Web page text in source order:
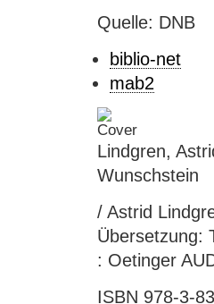
Quelle: DNB
biblio-net
mab2
Lindgren,
Wunschstein
/ Astrid
Übersetzung:
: Oetinger
ISBN 978-3-